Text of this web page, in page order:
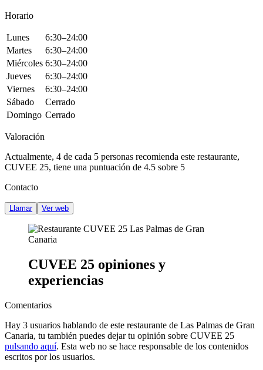
Horario
Lunes
6:30–24:00
Martes
6:30–24:00
Miércoles 6:30–24:00
Jueves
6:30–24:00
Viernes
6:30–24:00
Sábado
Cerrado
Domingo Cerrado
Valoración
Actualmente, 4 de cada 5 personas recomienda este restaurante,
CUVEE 25, tiene una puntuación de 4.5 sobre 5
Contacto
Llamar Ver web
CUVEE 25 opiniones y
experiencias
Comentarios
Hay 3 usuarios hablando de este restaurante de Las Palmas de Gran
Canaria, tu también puedes dejar tu opinión sobre CUVEE 25
pulsando aquí. Esta web no se hace responsable de los contenidos
escritos por los usuarios.